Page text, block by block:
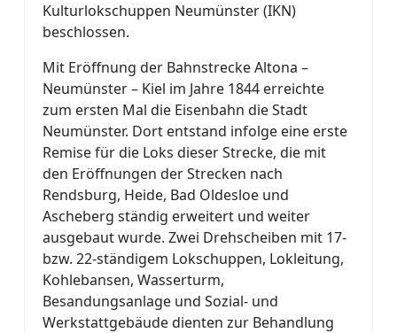
Kulturlokschuppen Neumünster (IKN)
beschlossen.
Mit Eröffnung der Bahnstrecke Altona –
Neumünster – Kiel im Jahre 1844 erreichte
zum ersten Mal die Eisenbahn die Stadt
Neumünster. Dort entstand infolge eine erste
Remise für die Loks dieser Strecke, die mit
den Eröffnungen der Strecken nach
Rendsburg, Heide, Bad Oldesloe und
Ascheberg ständig erweitert und weiter
ausgebaut wurde. Zwei Drehscheiben mit 17-
bzw. 22-ständigem Lokschuppen, Lokleitung,
Kohlebansen, Wasserturm,
Besandungsanlage und Sozial- und
Werkstattgebäude dienten zur Behandlung